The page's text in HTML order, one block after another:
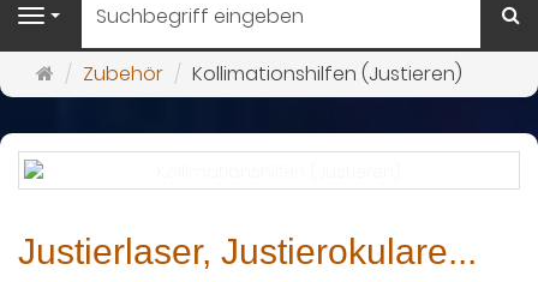
Navigation
Startseite
Zubehör Kollimationshilfen (Justieren)
Justierlaser, Justierokulare...